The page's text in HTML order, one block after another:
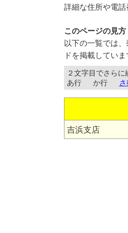
詳細な住所や電話
このページの見方
以下の一覧では
ドを掲載してい
２文字目でさら
あ行 か行
吉浜支店